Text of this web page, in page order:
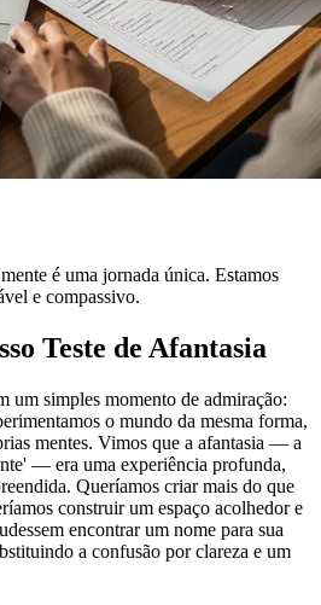
é uma jornada única. Estamos
e compassivo.
Teste de Afantasia
um simples momento de admiração:
o mundo da mesma forma,
mentes. Vimos que a afantasia — a
— era uma experiência profunda,
Queríamos criar mais do que
construir um espaço acolhedor e
encontrar um nome para sua
a confusão por clareza e um